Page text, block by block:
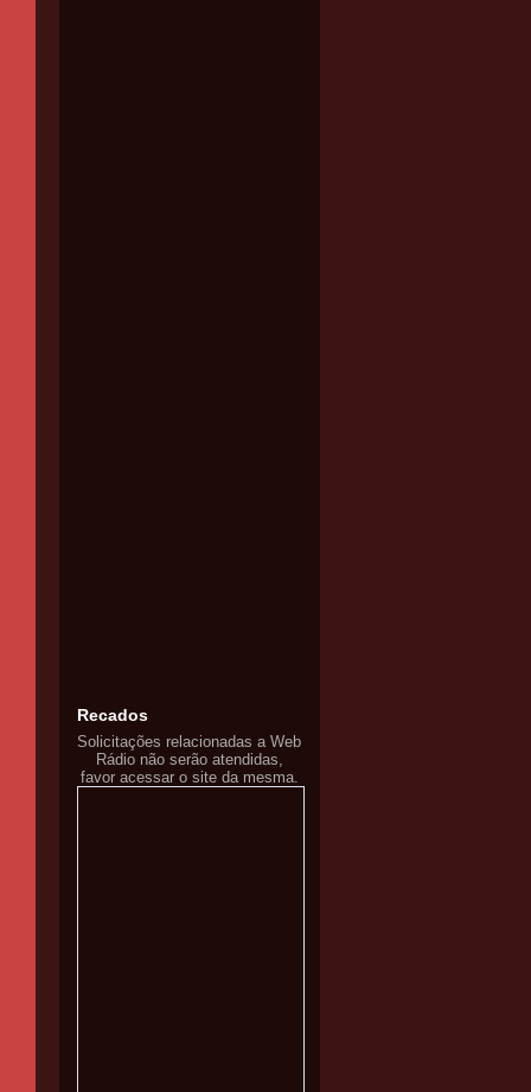
Recados
Solicitações relacionadas a Web
Rádio não serão atendidas,
favor acessar o site da mesma.